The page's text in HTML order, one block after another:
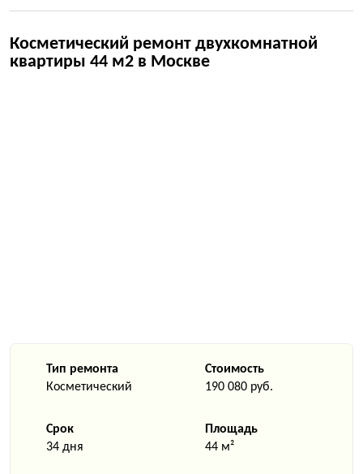
Косметический ремонт двухкомнатной
квартиры 44 м2 в Москве
Тип ремонта
Косметический
Стоимость
190 080 руб.
Срок
34 дня
Площадь
44 м²